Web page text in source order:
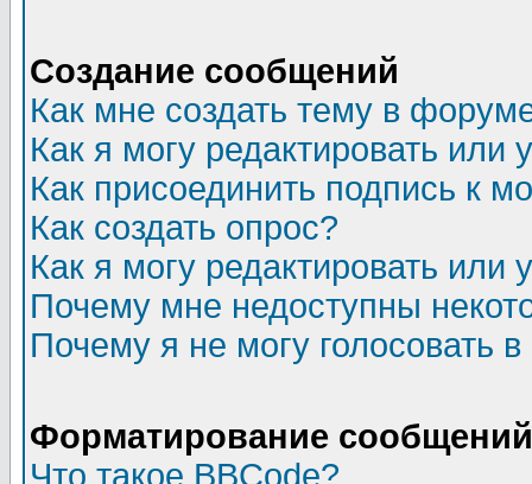
Создание сообщений
Как мне создать тему в
Как я могу редактировать или
Как присоединить подпись к
Как создать опрос?
Как я могу редактировать или
Почему мне недоступны
Почему я не могу голосовать
Форматирование
Что такое BBCode?